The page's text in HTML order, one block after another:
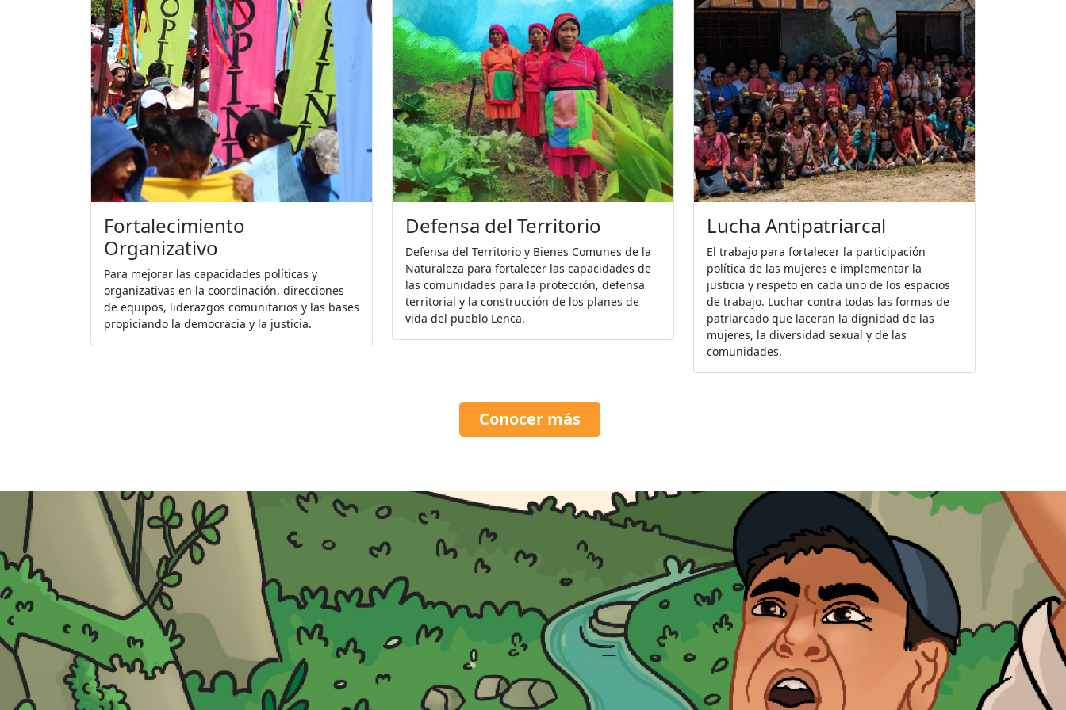
Salud
Promover el bienestar espiritual, físico y mental
de las comunidades para construir una vida
plena y digna.
Comunicación Popular
Centraliza el trabajo en el uso de medios de
comunicación como las radios comunitarias y
las redes sociales en favor de las
reivindicaciones de los derechos del pueblo
Lenca a través de campañas de sensibilización
Movilización Popular
Desarrollo y sostenimiento de las demandas
ante el Estado y la sociedad hondureña para
visibilizar las demandas del pueblo Lenca y la
situación de derechos humanos.
Conocer más